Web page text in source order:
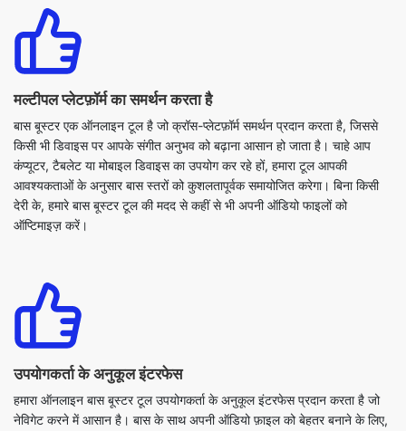
मल्टीपल प्लेटफ़ॉर्म का समर्थन करता है
बास बूस्टर एक ऑनलाइन टूल है जो क्रॉस-प्लेटफ़ॉर्म समर्थन प्रदान करता है, जिससे
किसी भी डिवाइस पर आपके संगीत अनुभव को बढ़ाना आसान हो जाता है। चाहे आप
आवश्यकताओं के अनुसार बास स्तरों को कुशलतापूर्वक समायोजित करेगा। बिना किसी
देरी के, हमारे बास बूस्टर टूल की मदद से कहीं से भी अपनी ऑडियो फाइलों को
ऑप्टिमाइज़ करें।
उपयोगकर्ता के अनुकूल इंटरफेस
हमारा ऑनलाइन बास बूस्टर टूल उपयोगकर्ता के अनुकूल इंटरफेस प्रदान करता है जो
नेविगेट करने में आसान है। बास के साथ अपनी ऑडियो फ़ाइल को बेहतर बनाने के लिए,
बेस लेवल को बढ़ाने या घटाने के लिए स्लाइडर को 0 से 15 के बीच एडजस्ट करें।
संशोधित ऑडियो फ़ाइल का पूर्वावलोकन करने के लिए प्ले बटन पर क्लिक करें और
सुनिश्चित करें कि यह आपकी अपेक्षाओं को पूरा करती है। अंत में, भविष्य में उपयोग के